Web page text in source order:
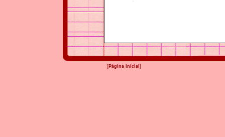
[Página Inicial ]